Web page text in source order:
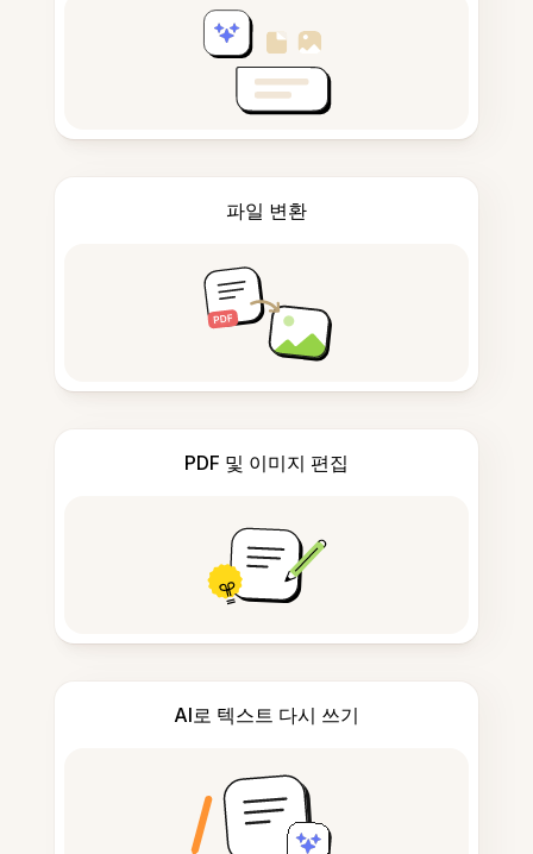
파일 변환
PDF 및 이미지 편집
AI로 텍스트 다시 쓰기